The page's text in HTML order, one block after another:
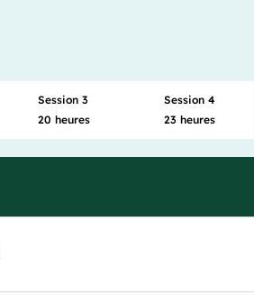
Session 3
20 heures
Session 4
23 heures